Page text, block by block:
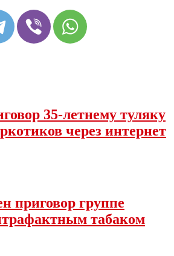
35-летнему туляку
через интернет
приговор группе
табаком